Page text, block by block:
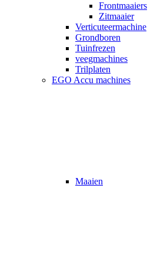
Frontmaaiers
Zitmaaier
Verticuteermachine
Grondboren
Tuinfrezen
veegmachines
Trilplaten
EGO Accu machines
Maaien